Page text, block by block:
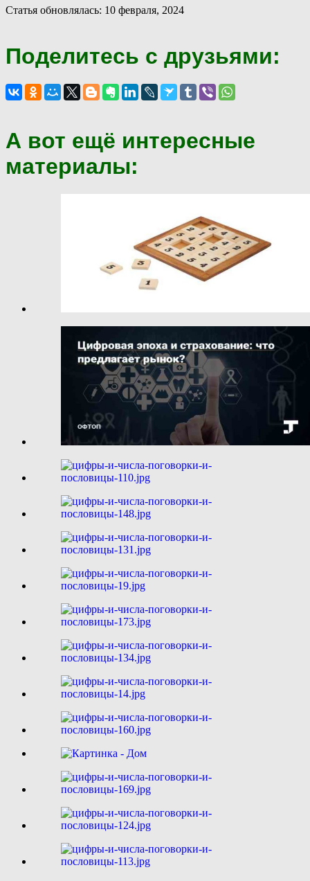
Статья обновлялась: 10 февраля, 2024
Поделитесь с друзьями:
А вот ещё интересные
материалы: